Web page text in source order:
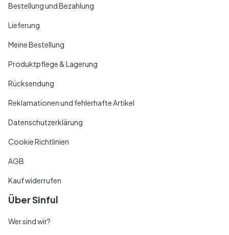
Bestellung und Bezahlung
Lieferung
Meine Bestellung
Produktpflege & Lagerung
Rücksendung
Reklamationen und fehlerhafte Artikel
Datenschutzerklärung
Cookie Richtlinien
AGB
Kauf widerrufen
Über Sinful
Wer sind wir?